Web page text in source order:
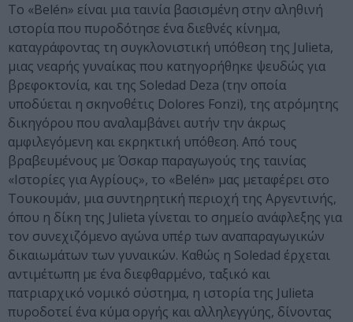
Το «Belén» είναι μια ταινία βασισμένη στην αληθινή
ιστορία που πυροδότησε ένα διεθνές κίνημα,
καταγράφοντας τη συγκλονιστική υπόθεση της Julieta,
μιας νεαρής γυναίκας που κατηγορήθηκε ψευδώς για
βρεφοκτονία, και της Soledad Deza (την οποία
υποδύεται η σκηνοθέτις Dolores Fonzi), της ατρόμητης
δικηγόρου που αναλαμβάνει αυτήν την άκρως
αμφιλεγόμενη και εκρηκτική υπόθεση. Από τους
βραβευμένους με Όσκαρ παραγωγούς της ταινίας
«Ιστορίες για Αγρίους», το «Belén» μας μεταφέρει στο
Τουκουμάν, μια συντηρητική περιοχή της Αργεντινής,
όπου η δίκη της Julieta γίνεται το σημείο ανάφλεξης για
τον συνεχιζόμενο αγώνα υπέρ των αναπαραγωγικών
δικαιωμάτων των γυναικών. Καθώς η Soledad έρχεται
αντιμέτωπη με ένα διεφθαρμένο, ταξικό και
πατριαρχικό νομικό σύστημα, η ιστορία της Julieta
πυροδοτεί ένα κύμα οργής και αλληλεγγύης, δίνοντας